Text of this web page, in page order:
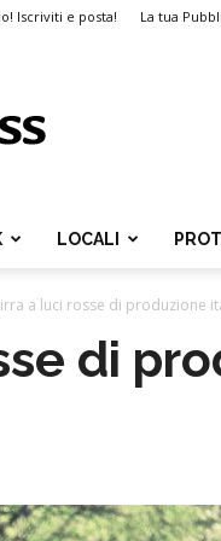
Iscriviti e posta! La tua
LOCALI
a luci rosse di produzione
di